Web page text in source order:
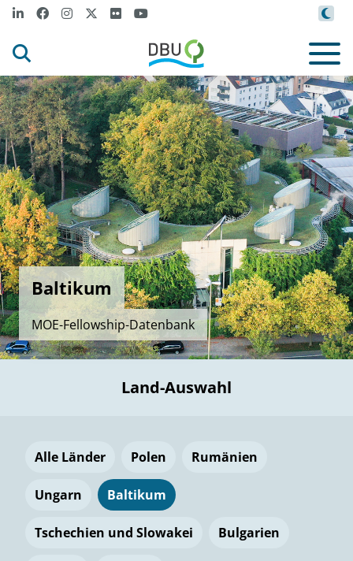
Baltikum
MOE-Fellowship-Datenbank
Land-Auswahl
Alle Länder Polen Rumänien
Ungarn Baltikum
Tschechien und Slowakei Bulgarien